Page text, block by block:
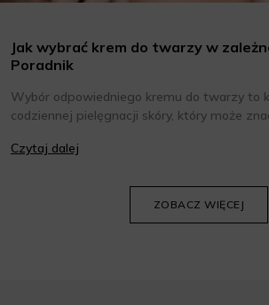
Jak wybrać krem do twarzy w
Poradnik
Wybór odpowiedniego kremu do twarzy to
codziennej pielęgnacji skóry, który może
oraz wiedzieć, jak dopasować je do potrzeb
Czytaj dalej
ZOBACZ WIĘCEJ